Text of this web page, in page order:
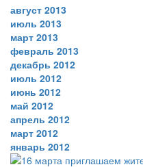
август 2013
июль 2013
март 2013
февраль 2013
декабрь 2012
июль 2012
июнь 2012
май 2012
апрель 2012
март 2012
январь 2012